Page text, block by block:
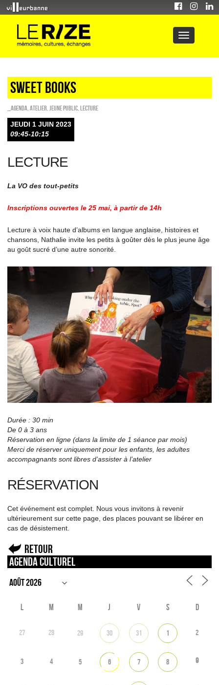
Sweet Books
_Agenda Atelier Jeune public Lecture
JEUDI 1 JUIN 2023
09:45-10:15
LECTURE
La VO des tout-petits
Inscriptions ouvertes le 25 mai, à partir de 14h
Lecture à voix haute d’albums en langue anglaise, histoires et
chansons, Nathalie invite les petits à goûter dès le plus jeune âge
au goût sucré d’une autre sonorité.
Durée : 30 min
De 0 à 3 ans
Réservation en ligne (dans la limite de 1 séance par mois)
Merci de réserver uniquement pour les enfants, les adultes
accompagnants sont libres d’assister à l’atelier
RÉSERVATION
Cet événement est complet. Nous vous invitons à revenir
ultérieurement sur cette page, des places pouvant se libérer en
cas de désistement.
Retour
Agenda culturel
L M M J V S D
27 28 29 30 31 1 2
3 4 5 6 7 8 9